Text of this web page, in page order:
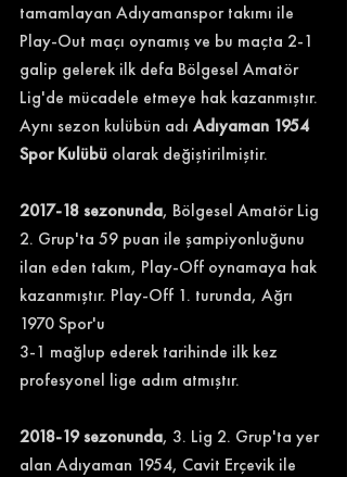
tamamlayan Adıyamanspor takımı ile
Play-Out maçı oynamış ve bu maçta 2-1
galip gelerek ilk defa Bölgesel Amatör
Lig'de mücadele etmeye hak kazanmıştır.
Aynı sezon kulübün adı Adıyaman 1954
Spor Kulübü olarak değiştirilmiştir.
2017-18 sezonunda, Bölgesel Amatör Lig
2. Grup'ta 59 puan ile şampiyonluğunu
ilan eden takım, Play-Off oynamaya hak
kazanmıştır. Play-Off 1. turunda, Ağrı
1970 Spor'u
3-1 mağlup ederek tarihinde ilk kez
profesyonel lige adım atmıştır.
2018-19 sezonunda, 3. Lig 2. Grup'ta yer
alan Adıyaman 1954, Cavit Erçevik ile